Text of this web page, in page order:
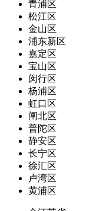
青浦区
松江区
金山区
浦东新区
嘉定区
宝山区
闵行区
杨浦区
虹口区
闸北区
普陀区
静安区
长宁区
徐汇区
卢湾区
黄浦区